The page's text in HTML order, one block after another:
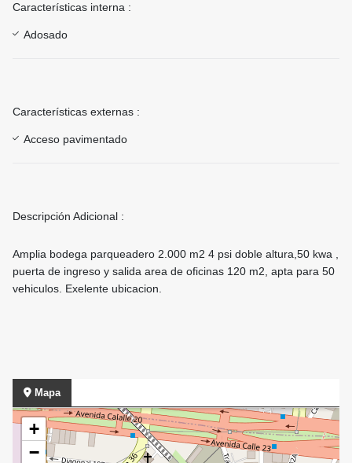
Características interna :
Adosado
Características externas :
Acceso pavimentado
Descripción Adicional :
Amplia bodega parqueadero 2.000 m2 4 psi doble altura,50 kwa ,
puerta de ingreso y salida area de oficinas 120 m2, apta para 50
vehiculos. Exelente ubicacion.
Mapa
+
−